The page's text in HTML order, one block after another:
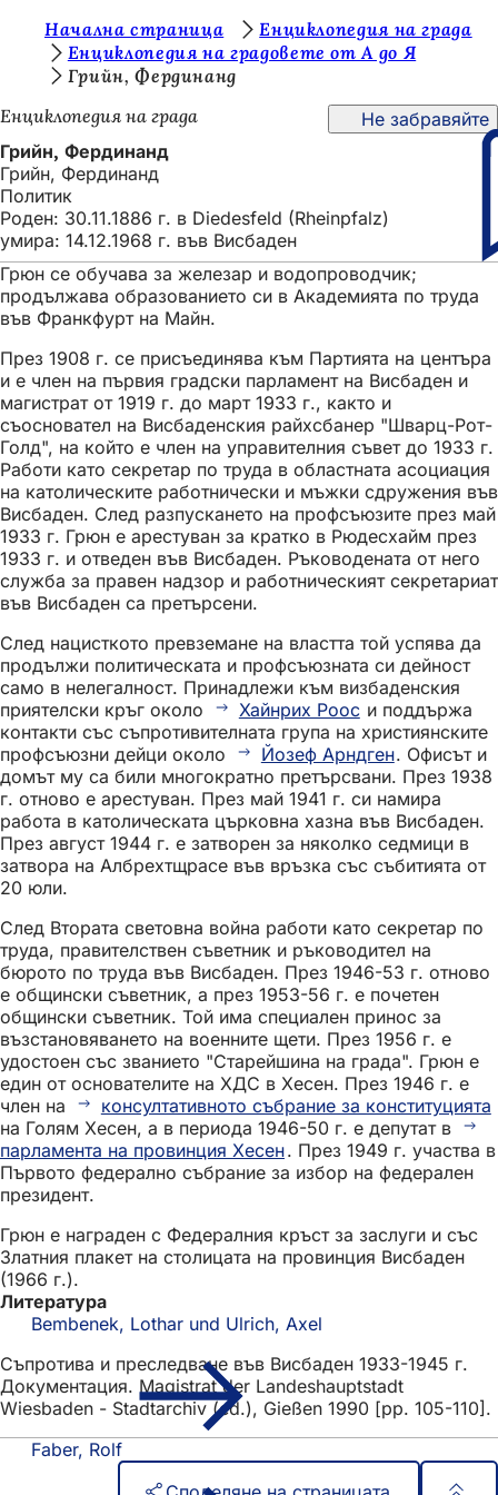
Преминаване към съдържанието
е
с
т
е
т
у
к
:
Начална страница
Енциклопедия на града
Енциклопедия на градовете от А до Я
Грийн, Фердинанд
Енциклопедия на града
Не забравяйте
Грийн, Фердинанд
Грийн, Фердинанд
Политик
Роден: 30.11.1886 г. в Diedesfeld (Rheinpfalz)
умира: 14.12.1968 г. във Висбаден
Грюн се обучава за железар и водопроводчик;
продължава образованието си в Академията по труда
във Франкфурт на Майн.
През 1908 г. се присъединява към Партията на центъра
и е член на първия градски парламент на Висбаден и
магистрат от 1919 г. до март 1933 г., както и
съосновател на Висбаденския райхсбанер "Шварц-Рот-
Голд", на който е член на управителния съвет до 1933 г.
Работи като секретар по труда в областната асоциация
на католическите работнически и мъжки сдружения във
Висбаден. След разпускането на профсъюзите през май
1933 г. Грюн е арестуван за кратко в Рюдесхайм през
1933 г. и отведен във Висбаден. Ръководената от него
служба за правен надзор и работническият секретариат
във Висбаден са претърсени.
След нацисткото превземане на властта той успява да
продължи политическата и профсъюзната си дейност
само в нелегалност. Принадлежи към визбаденския
приятелски кръг около
Хайнрих Роос и поддържа
контакти със съпротивителната група на християнските
профсъюзни дейци около
Йозеф Арндген. Офисът и
домът му са били многократно претърсвани. През 1938
г. отново е арестуван. През май 1941 г. си намира
работа в католическата църковна хазна във Висбаден.
През август 1944 г. е затворен за няколко седмици в
затвора на Албрехтщрасе във връзка със събитията от
20 юли.
След Втората световна война работи като секретар по
труда, правителствен съветник и ръководител на
бюрото по труда във Висбаден. През 1946-53 г. отново
е общински съветник, а през 1953-56 г. е почетен
общински съветник. Той има специален принос за
възстановяването на военните щети. През 1956 г. е
удостоен със званието "Старейшина на града". Грюн е
един от основателите на ХДС в Хесен. През 1946 г. е
член на
консултативното събрание за конституцията
на Голям Хесен, а в периода 1946-50 г. е депутат в
парламента на провинция Хесен. През 1949 г. участва в
Първото федерално събрание за избор на федерален
президент.
Грюн е награден с Федералния кръст за заслуги и със
Златния плакет на столицата на провинция Висбаден
(1966 г.).
Литература
Bembenek, Lothar und Ulrich, Axel
Съпротива и преследване във Висбаден 1933-1945 г.
Документация. Magistrat der Landeshauptstadt
Wiesbaden - Stadtarchiv (ed.), Gießen 1990 [pp. 105-110].
Faber, Rolf